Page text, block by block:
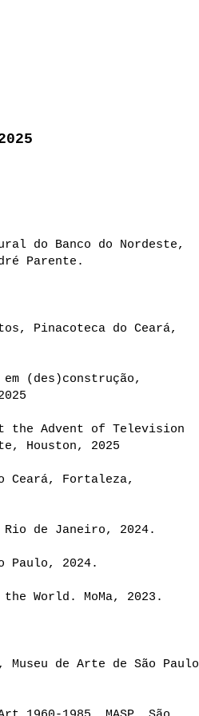
do Banco do Nordeste,
Parente.
Pinacoteca do Ceará,
(des)construção,
the Advent of Television
Houston, 2025
Ceará, Fortaleza,
Rio de Janeiro, 2024.
Paulo, 2024.
World. MoMa, 2023.
de Arte de São Paulo